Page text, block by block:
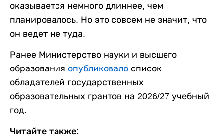
оказывается немного длиннее, чем
планировалось. Но это совсем не значит, что
он ведет не туда.
Ранее Министерство науки и высшего
образования опубликовало список
обладателей государственных
образовательных грантов на 2026/27 учебный
год.
Читайте также: